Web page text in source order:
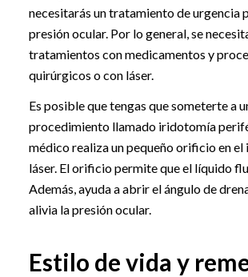
necesitarás un tratamiento de urgencia
presión ocular. Por lo general, se
tratamientos con medicamentos y
quirúrgicos o con láser.
Es posible que tengas que someterte a
procedimiento llamado iridotomía
médico realiza un pequeño orificio en el
láser. El orificio permite que el líquido
Además, ayuda a abrir el ángulo de
alivia la presión ocular.
Estilo de vida y